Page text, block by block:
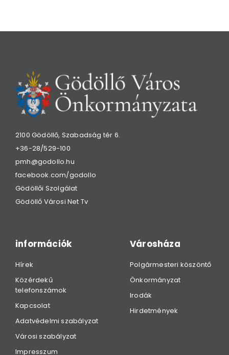
2100 Gödöllő, Szabadság tér 6.
+36-28/529-100
pmh@godollo.hu
facebook.com/godollo
Gödöllői Szolgálat
Gödöllő Városi Net Tv
információk
Hírek
Közérdekű
telefonszámok
Kapcsolat
Adatvédelmi szabályzat
Városi szabályzat
Impresszum
Városháza
Polgármesteri köszöntő
Önkormányzat
Irodák
Hirdetmények